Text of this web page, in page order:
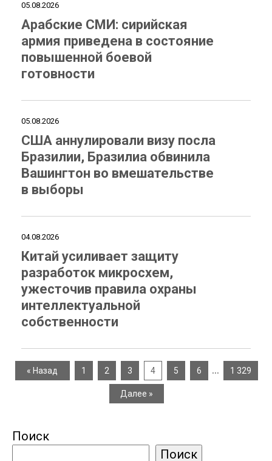
05.08.2026
Арабские СМИ: сирийская
армия приведена в состояние
повышенной боевой
готовности
05.08.2026
США аннулировали визу посла
Бразилии, Бразилиа обвинила
Вашингтон во вмешательстве
в выборы
04.08.2026
Китай усиливает защиту
разработок микросхем,
ужесточив правила охраны
интеллектуальной
собственности
« Назад 1 2 3 4 5 6 … 1 329
Далее »
Поиск
Поиск